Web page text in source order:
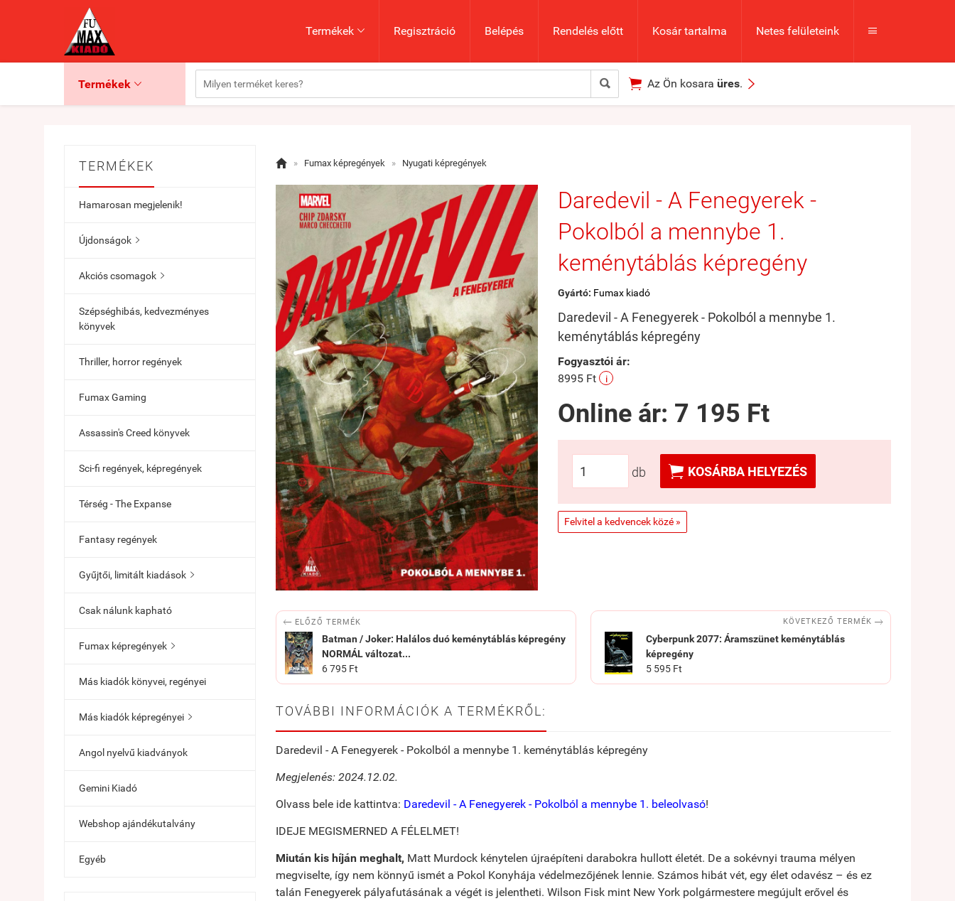
Termékek  Regisztráció Belépés Rendelés előtt Kosár tartalma Netes felületeink 
Termékek    Az Ön kosara üres. 
TERMÉKEK
Hamarosan megjelenik!
Újdonságok 
Akciós csomagok 
Szépséghibás, kedvezményes
könyvek
Thriller, horror regények
Fumax Gaming
Assassin's Creed könyvek
Sci-fi regények, képregények
Térség - The Expanse
Fantasy regények
Gyűjtői, limitált kiadások 
Csak nálunk kapható
Fumax képregények 
Más kiadók könyvei, regényei
Más kiadók képregényei 
Angol nyelvű kiadványok
Gemini Kiadó
Webshop ajándékutalvány
Egyéb
 » Fumax képregények » Nyugati képregények
Daredevil - A Fenegyerek -
Pokolból a mennybe 1.
keménytáblás képregény
Gyártó: Fumax kiadó
Daredevil - A Fenegyerek - Pokolból a mennybe 1.
keménytáblás képregény
Fogyasztói ár:
8995 Ft
i
Online ár: 7 195 Ft
db  KOSÁRBA HELYEZÉS
Felvitel a kedvencek közé »
 ELŐZŐ TERMÉK
Batman / Joker: Halálos duó keménytáblás képregény
NORMÁL változat...
6 795 Ft
KÖVETKEZŐ TERMÉK 
Cyberpunk 2077: Áramszünet keménytáblás
képregény
5 595 Ft
TOVÁBBI INFORMÁCIÓK A TERMÉKRŐL:
Daredevil - A Fenegyerek - Pokolból a mennybe 1. keménytáblás képregény
Megjelenés: 2024.12.02.
Olvass bele ide kattintva: Daredevil - A Fenegyerek - Pokolból a mennybe 1. beleolvasó!
IDEJE MEGISMERNED A FÉLELMET!
Miután kis híján meghalt, Matt Murdock kénytelen újraépíteni darabokra hullott életét. De a sokévnyi trauma mélyen
megviselte, így nem könnyű ismét a Pokol Konyhája védelmezőjének lennie. Számos hibát vét, egy élet odavész – és ez
talán Fenegyerek pályafutásának a végét is jelentheti. Wilson Fisk mint New York polgármestere megújult erővel és